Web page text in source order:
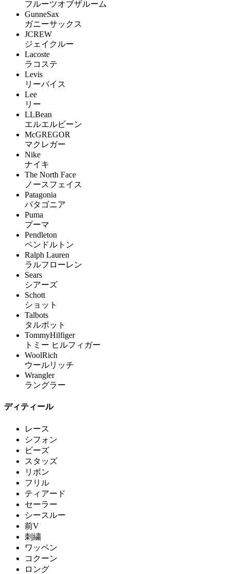
フルーツオブザルーム
GunneSax
ガニーサックス
JCREW
ジェイクルー
Lacoste
ラコステ
Levis
リーバイス
Lee
リー
LLBean
エルエルビーン
McGREGOR
マクレガー
Nike
ナイキ
The North Face
ノースフェイス
Patagonia
パタゴニア
Puma
プーマ
Pendleton
ペンドルトン
Ralph Lauren
ラルフローレン
Sears
シアーズ
Schott
ショット
Talbots
タルボット
TommyHilfiger
トミー ヒルフィガー
WoolRich
ウールリッチ
Wrangler
ラングラー
ディティール
レース
シフォン
ビーズ
スタッズ
リボン
フリル
ティアード
セーラー
シースルー
前V
刺繍
ワッペン
コクーン
ロング